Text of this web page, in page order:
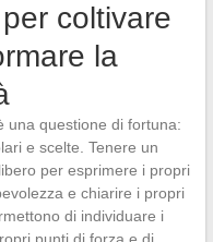
coltivare
la
una questione di fortuna:
e scelte. Tenere un
per esprimere i propri
e chiarire i propri
di individuare i